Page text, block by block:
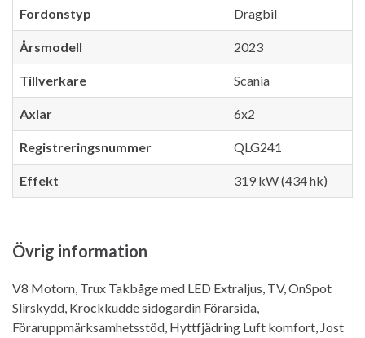
Fordonstyp Dragbil
Årsmodell 2023
Tillverkare Scania
Axlar 6x2
Registreringsnummer QLG241
Effekt 319 kW (434 hk)
Övrig information
V8 Motorn, Trux Takbåge med LED Extraljus, TV, OnSpot
Slirskydd, Krockkudde sidogardin Förarsida,
Föraruppmärksamhetsstöd, Hyttfjädring Luft komfort, Jost